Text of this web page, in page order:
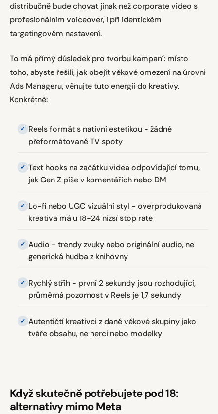
distribučně bude chovat jinak než corporate video s
profesionálním voiceover, i při identickém
targetingovém nastavení.
To má přímý důsledek pro tvorbu kampaní: místo
toho, abyste řešili, jak obejít věkové omezení na úrovni
Ads Manageru, věnujte tuto energii do kreativy.
Konkrétně:
Reels formát s nativní estetikou - žádné
přeformátované TV spoty
Text hooks na začátku videa odpovídající tomu,
jak Gen Z píše v komentářích nebo DM
Lo-fi nebo UGC vizuální styl - overprodukovaná
kreativa má u 18-24 nižší stop rate
Audio - trendy zvuky nebo originální audio, ne
generická hudba z knihovny
Rychlý střih - první 2 sekundy jsou rozhodující,
průměrná pozornost v Reels je 1,7 sekundy
Autentičtí kreativci z dané věkové skupiny jako
tváře obsahu, ne herci nebo modelky
Když skutečně potřebujete pod 18:
alternativy mimo Meta